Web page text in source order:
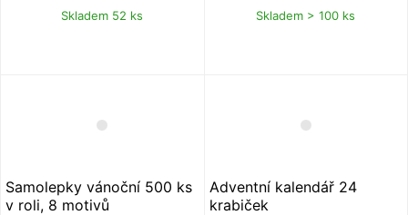
prachu a jiných nečistot. Fólie se
snadno aplikuje sejmutím z
skladové dostupnosti.
Skladem 52 ks
papírovém sáčku. V balení 3 ks, délka
prskavky 90 cm. Prodej od 18 let.
Skladem > 100 ks
Samolepky vánoční 500 ks
v roli, 8 motivů
Adventní kalendář 24
krabiček